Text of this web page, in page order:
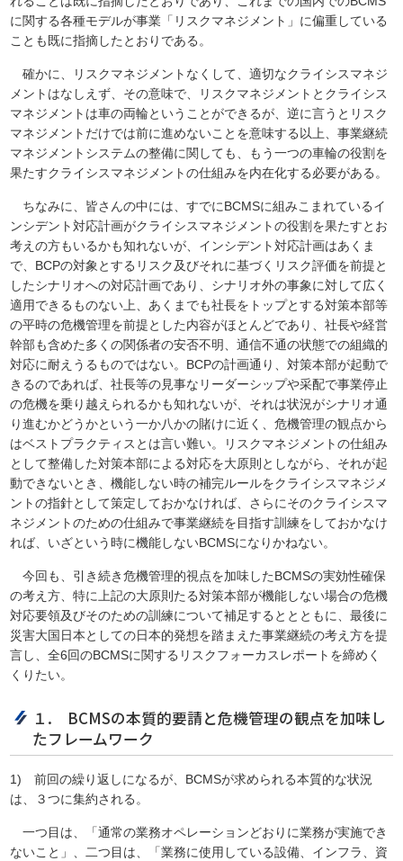
に関する各種モデルが事業「リスクマネジメント」に偏重している
ことも既に指摘したとおりである。
確かに、リスクマネジメントなくして、適切なクライシスマネジ
メントはなしえず、その意味で、リスクマネジメントとクライシス
マネジメントは車の両輪ということができるが、逆に言うとリスク
マネジメントだけでは前に進めないことを意味する以上、事業継続
マネジメントシステムの整備に関しても、もう一つの車輪の役割を
果たすクライシスマネジメントの仕組みを内在化する必要がある。
ちなみに、皆さんの中には、すでにBCMSに組みこまれているイ
ンシデント対応計画がクライシスマネジメントの役割を果たすとお
考えの方もいるかも知れないが、インシデント対応計画はあくま
で、BCPの対象とするリスク及びそれに基づくリスク評価を前提と
したシナリオへの対応計画であり、シナリオ外の事象に対して広く
適用できるものない上、あくまでも社長をトップとする対策本部等
の平時の危機管理を前提とした内容がほとんどであり、社長や経営
幹部も含めた多くの関係者の安否不明、通信不通の状態での組織的
対応に耐えうるものではない。BCPの計画通り、対策本部が起動で
きるのであれば、社長等の見事なリーダーシップや采配で事業停止
の危機を乗り越えられるかも知れないが、それは状況がシナリオ通
り進むかどうかという一か八かの賭けに近く、危機管理の観点から
はベストプラクティスとは言い難い。リスクマネジメントの仕組み
として整備した対策本部による対応を大原則としながら、それが起
動できないとき、機能しない時の補完ルールをクライシスマネジメ
ントの指針として策定しておかなければ、さらにそのクライシスマ
ネジメントのための仕組みで事業継続を目指す訓練をしておかなけ
れば、いざという時に機能しないBCMSになりかねない。
今回も、引き続き危機管理的視点を加味したBCMSの実効性確保
の考え方、特に上記の大原則たる対策本部が機能しない場合の危機
対応要領及びそのための訓練について補足するととともに、最後に
災害大国日本としての日本的発想を踏まえた事業継続の考え方を提
言し、全6回のBCMSに関するリスクフォーカスレポートを締めく
くりたい。
１. BCMSの本質的要請と危機管理の観点を加味し
たフレームワーク
1) 前回の繰り返しになるが、BCMSが求められる本質的な状況
は、３つに集約される。
一つ目は、「通常の業務オペレーションどおりに業務が実施でき
ないこと」、二つ目は、「業務に使用している設備、インフラ、資